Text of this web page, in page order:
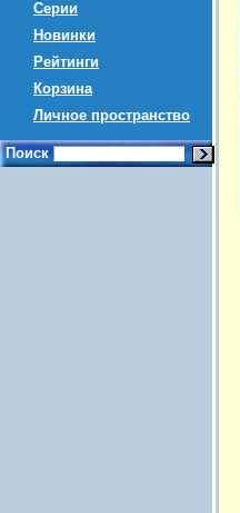
Серии
Новинки
Рейтинги
Корзина
Личное пространство
Поиск